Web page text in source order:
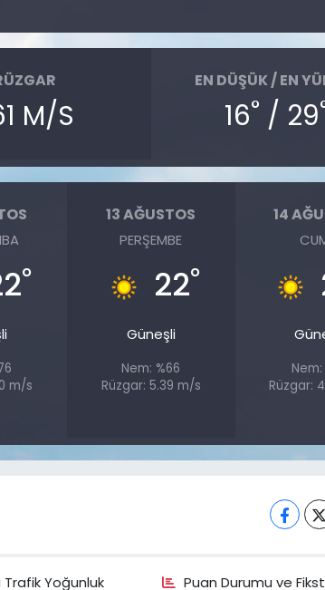
M/S
EN DÜŞÜK / EN
16° / 29
°
m/s
13 AĞUSTOS
PERŞEMBE
22°
Güneşli
Nem: %66
Rüzgar: 5.39 m/s
14
Nem:
Rüzgar:
Yoğunluk Puan Durumu ve